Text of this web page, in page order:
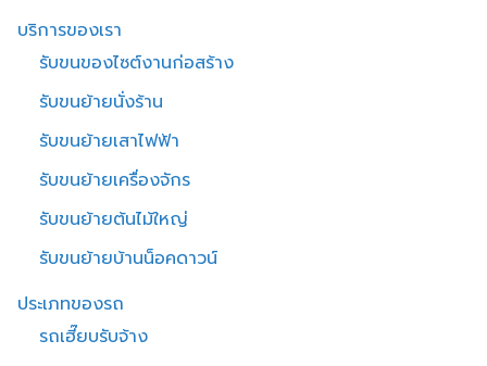
บริการของเรา
รับขนของไซต์งานก่อสร้าง
รับขนย้ายนั่งร้าน
รับขนย้ายเสาไฟฟ้า
รับขนย้ายเครื่องจักร
รับขนย้ายต้นไม้ใหญ่
รับขนย้ายบ้านน็อคดาวน์
ประเภทของรถ
รถเฮี๊ยบรับจ้าง